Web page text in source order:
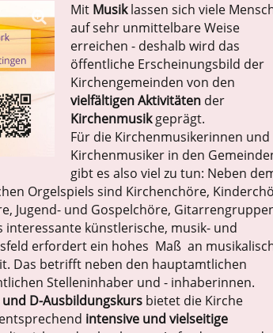
Mit Musiklassen sich viele
auf sehr unmittelbare Weise
erreichen - deshalb wird das
öffentliche Erscheinungsbild der
Kirchengemeinden von den
vielfältigen Aktivitäten der
Kirchenmusikgeprägt.
Für die Kirchenmusikerinnen und
Kirchenmusiker in den
gibt es also viel zu tun: Neben
Orgelspiels sind Kirchenchöre,
Jugend- und Gospelchöre,
interessante künstlerische, musik- und
erfordert ein hohes Maß an
Das betrifft neben den hauptamtlichen
Stelleninhaber und - inhaberinnen.
und D-Ausbildungskursbietet die Kirche
intensive und vielseitige